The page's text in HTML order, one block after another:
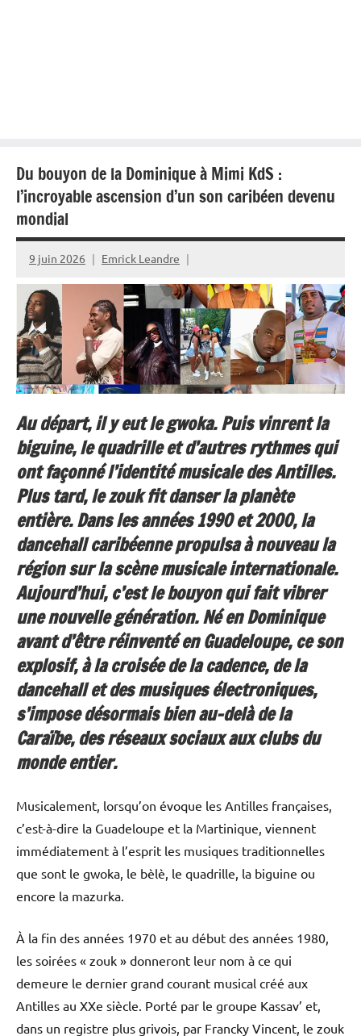
Du bouyon de la Dominique à Mimi KdS :
l’incroyable ascension d’un son caribéen devenu
mondial
9 juin 2026 Emrick Leandre
Au départ, il y eut le gwoka. Puis vinrent la
biguine, le quadrille et d’autres rythmes qui
ont façonné l’identité musicale des Antilles.
Plus tard, le zouk fit danser la planète
entière. Dans les années 1990 et 2000, la
dancehall caribéenne propulsa à nouveau la
région sur la scène musicale internationale.
Aujourd’hui, c’est le bouyon qui fait vibrer
une nouvelle génération. Né en Dominique
avant d’être réinventé en Guadeloupe, ce son
explosif, à la croisée de la cadence, de la
dancehall et des musiques électroniques,
s’impose désormais bien au-delà de la
Caraïbe, des réseaux sociaux aux clubs du
monde entier.
Musicalement, lorsqu’on évoque les Antilles françaises,
c’est-à-dire la Guadeloupe et la Martinique, viennent
immédiatement à l’esprit les musiques traditionnelles
que sont le gwoka, le bèlè, le quadrille, la biguine ou
encore la mazurka.
À la fin des années 1970 et au début des années 1980,
les soirées « zouk » donneront leur nom à ce qui
demeure le dernier grand courant musical créé aux
Antilles au XXe siècle. Porté par le groupe Kassav’ et,
dans un registre plus grivois, par Francky Vincent, le zouk